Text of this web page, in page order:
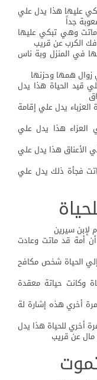
عليها هذا يدل علي
جداً
ماتت وهي تبكي عليها
الكرب عن قريب
في المنزل وبة ناس
زوال همها وحزنها
قيد الحياة هذا يدل
العزباء يدل علي إقامة
العزاء هذا يدل علي
الأعناق هذا يدل علي
فجأة ذلك يدل علي
لإبن سيرين
أمة قد ماتت وعادت
الحياة شخص مكافح
وكانت حياتة معقدة
أخري هذه إشارة لة
أخري للحياة هذا يدل
عن قريب